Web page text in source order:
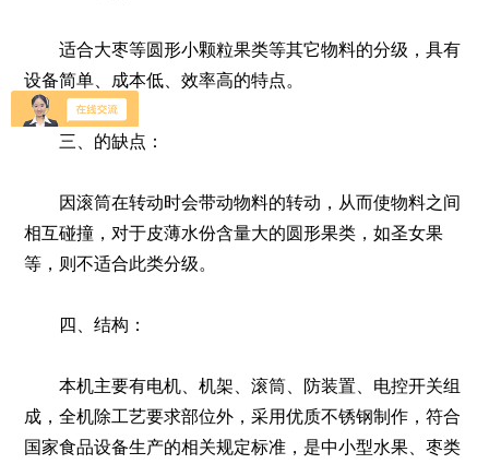
适合大枣等圆形小颗粒果类等其它物料的分级，具有
设备简单、成本低、效率高的特点。
三、的缺点：
因滚筒在转动时会带动物料的转动，从而使物料之间
相互碰撞，对于皮薄水份含量大的圆形果类，如圣女果
等，则不适合此类分级。
四、结构：
本机主要有电机、机架、滚筒、防装置、电控开关组
成，全机除工艺要求部位外，采用优质不锈钢制作，符合
国家食品设备生产的相关规定标准，是中小型水果、枣类